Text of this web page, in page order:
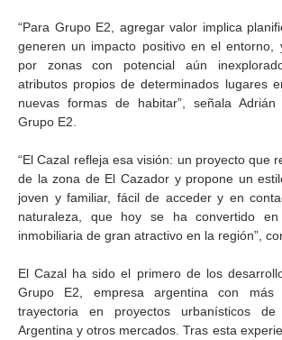
“Para Grupo E2, agregar valor implica
generen un impacto positivo en el entorno,
por zonas con potencial aún
atributos propios de determinados lugares
nuevas formas de habitar”, señala
Grupo E2.
“El Cazal refleja esa visión: un proyecto que
de la zona de El Cazador y propone un
joven y familiar, fácil de acceder y en
naturaleza, que hoy se ha convertido en
inmobiliaria de gran atractivo en la región”,
El Cazal ha sido el primero de los
Grupo E2, empresa argentina con
trayectoria en proyectos urbanísticos
Argentina y otros mercados. Tras esta